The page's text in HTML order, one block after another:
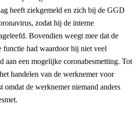
heeft ziekgemeld en zich bij de GGD
zodat hij de interne
Bovendien weegt mee dat de
functie had waardoor hij niet veel
aan een mogelijke coronabesmetting. Tot
handelen van de werknemer voor
omdat de werknemer niemand anders